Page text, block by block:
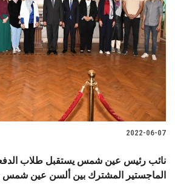
2022-06-07
نائب رئيس عين شمس يستقبل طلاب
الماجستير المشترك بين ألسن عين شمس